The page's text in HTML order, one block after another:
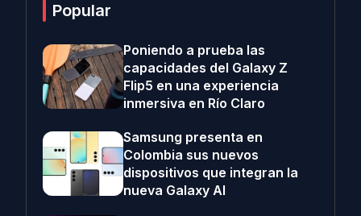
Popular
Poniendo a prueba las
capacidades del Galaxy Z
Flip5 en una experiencia
inmersiva en Río Claro
Samsung presenta en
Colombia sus nuevos
dispositivos que integran la
nueva Galaxy AI